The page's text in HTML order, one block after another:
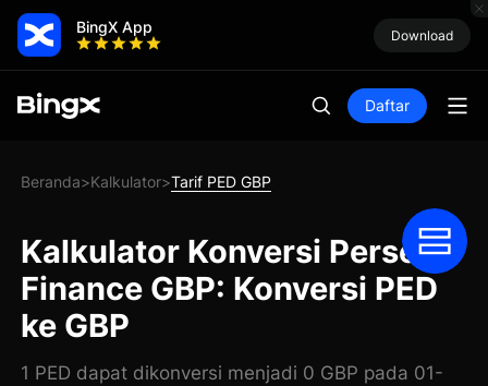
BingX App Download
Daftar
Beranda>Kalkulator>Tarif PED GBP
Kalkulator Konversi Perseid
Finance GBP: Konversi PED
ke GBP
1 PED dapat dikonversi menjadi 0 GBP pada 01-